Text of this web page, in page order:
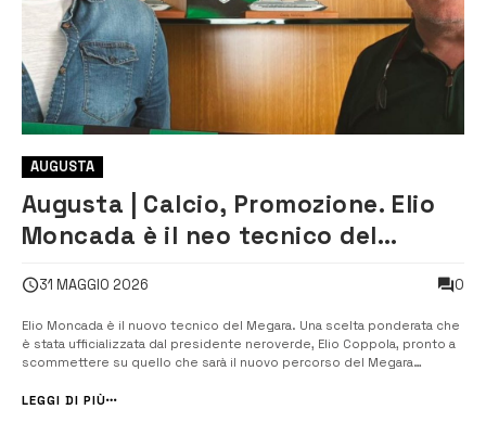
AUGUSTA
Augusta | Calcio, Promozione. Elio
Moncada è il neo tecnico del
31 MAGGIO 2026 0
Elio Moncada è il nuovo tecnico del Megara. Una scelta ponderata che
è stata ufficializzata dal presidente neroverde, Elio Coppola, pronto a
scommettere su quello che sarà il nuovo percorso del Megara
2026/2027 di Promozione. Mister Moncada, già tecnico del Megara
LEGGI DI PIÙ